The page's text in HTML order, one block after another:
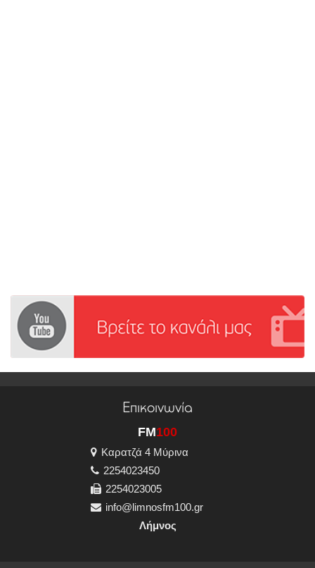
Επικοινωνία
FM100
Καρατζά 4 Μύρινα
2254023450
2254023005
info@limnosfm100.gr
Λήμνος